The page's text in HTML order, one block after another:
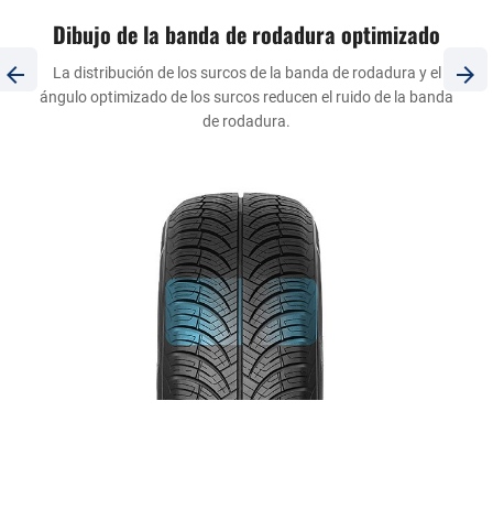
Dibujo de la banda de rodadura optimizado
La distribución de los surcos de la banda de rodadura y el
ángulo optimizado de los surcos reducen el ruido de la banda
de rodadura.